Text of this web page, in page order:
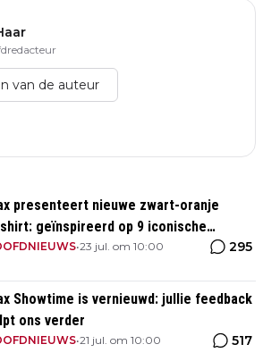
van de auteur
presenteert nieuwe zwart-oranje
geïnspireerd op 9 iconische
uit clubhistorie
•23 jul. om 10:00 295
Showtime is vernieuwd: jullie feedback
ons verder
•21 jul. om 10:00 517